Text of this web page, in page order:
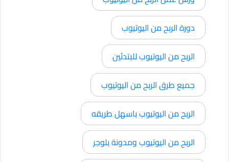
دورة الربح من اليوتيوب
الربح من اليوتيوب للبتدئين
جميع طرق الربح من اليوتيوب
الربح من اليوتيوب باسهل طريقه
الربح من اليوتيوب ومدونة بلوجر